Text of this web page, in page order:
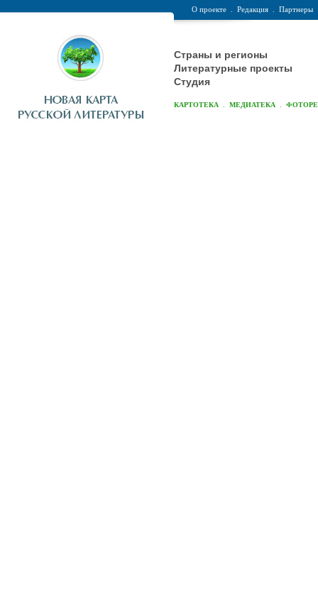
О проекте Редакция Партнеры
Страны и регионы
Литературные проекты
Студия
КАРТОТЕКА МЕДИАТЕКА